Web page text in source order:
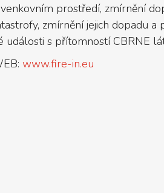
prostředí, zmírnění
zmírnění jejich dopadu a
události s přítomností CBRNE
www.fire-in.eu